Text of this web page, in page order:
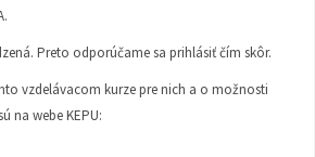
Preto odporúčame sa prihlásiť čím skôr.
vzdelávacom kurze pre nich a o možnosti
na webe KEPU: